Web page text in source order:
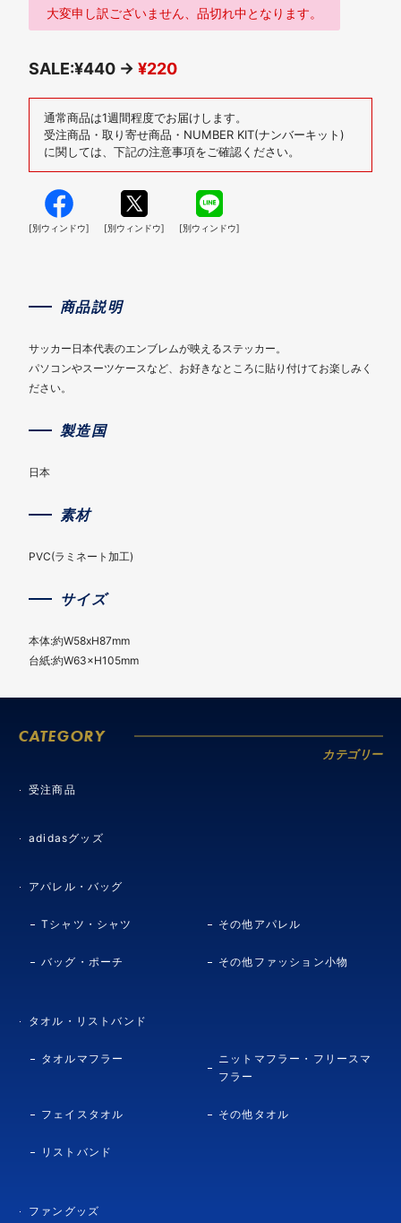
大変申し訳ございません、品切れ中となります。
SALE:¥440 → ¥220
通常商品は1週間程度でお届けします。
受注商品・取り寄せ商品・NUMBER KIT(ナンバーキット)
に関しては、下記の注意事項をご確認ください。
[別ウィンドウ] [別ウィンドウ] [別ウィンドウ]
商品説明
サッカー日本代表のエンブレムが映えるステッカー。
パソコンやスーツケースなど、お好きなところに貼り付けてお楽しみく
ださい。
製造国
日本
素材
PVC(ラミネート加工)
サイズ
本体:約W58xH87mm
台紙:約W63×H105mm
CATEGORY
カテゴリー
受注商品
adidasグッズ
アパレル・バッグ
Tシャツ・シャツ その他アパレル
バッグ・ポーチ その他ファッション小物
タオル・リストバンド
タオルマフラー
ニットマフラー・フリースマ
フラー
フェイスタオル その他タオル
リストバンド
ファングッズ